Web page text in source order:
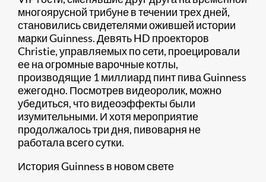
многоярусной трибуне в течении трех дней,
становились свидетелями ожившей истории
марки Guinness. Девять HD проекторов
Christie, управляемых по сети, проецировали
ее на огромные варочные котлы,
производящие 1 миллиард пинт пива Guinness
ежегодно. Посмотрев видеоролик, можно
убедиться, что видеоэффекты были
изумительными. И хотя мероприятие
продолжалось три дня, пивоварня не
работала всего сутки.
История Guinness в новом свете